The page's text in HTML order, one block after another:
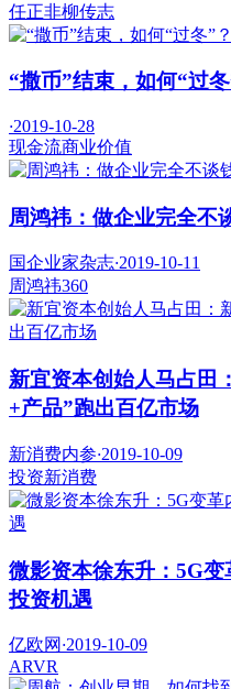
任正非柳传志
“撒币”结束，如何“过冬
·2019-10-28
现金流商业价值
周鸿祎：做企业完全不
国企业家杂志·2019-10-11
周鸿祎360
新宜资本创始人马占田
+产品”跑出百亿市场
新消费内参·2019-10-09
投资新消费
微影资本徐东升：5G
投资机遇
亿欧网 ·2019-10-09
ARVR